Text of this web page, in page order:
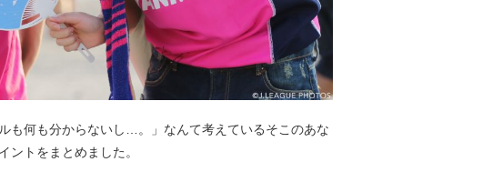
も何も分からないし…。」なんて考えているそこのあな
ントをまとめました。